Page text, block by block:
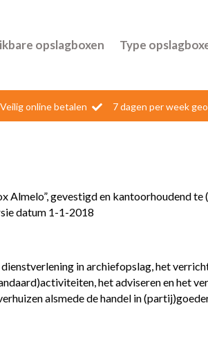
opslagboxen Type
Veilig online betalen  7 dagen per week
Almelo”, gevestigd en kantoorhoudend te
datum 1-1-2018
in archiefopslag, het
het adviseren en het
alsmede de handel in